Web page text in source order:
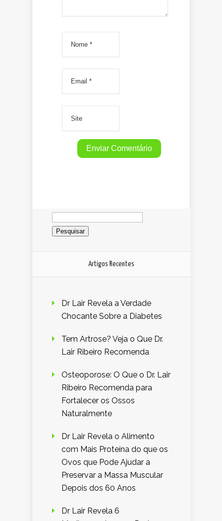
Pesquisar
por:
Artigos Recentes
Dr Lair Revela a Verdade
Chocante Sobre a Diabetes
Tem Artrose? Veja o Que Dr.
Lair Ribeiro Recomenda
Osteoporose: O Que o Dr. Lair
Ribeiro Recomenda para
Fortalecer os Ossos
Naturalmente
Dr Lair Revela o Alimento
com Mais Proteína do que os
Ovos que Pode Ajudar a
Preservar a Massa Muscular
Depois dos 60 Anos
Dr Lair Revela 6